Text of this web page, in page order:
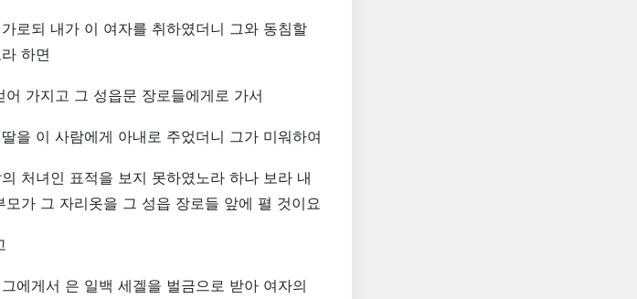
로되 내가 이 여자를 취하였더니 그와 동침할
하면
가지고 그 성읍문 장로들에게로 가서
을 이 사람에게 아내로 주었더니 그가 미워하여
처녀인 표적을 보지 못하였노라 하나 보라 내
가 그 자리옷을 그 성읍 장로들 앞에 펼 것이요
에게서 은 일백 세겔을 벌금으로 받아 여자의